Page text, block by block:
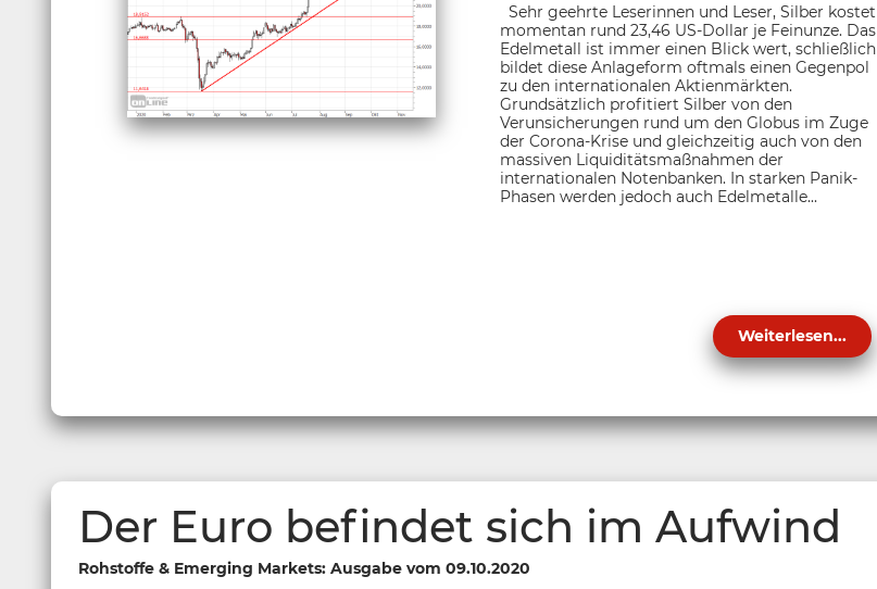
Sehr geehrte Leserinnen und Leser, Silber kostet
momentan rund 23,46 US-Dollar je Feinunze. Das
Edelmetall ist immer einen Blick wert, schließlich
bildet diese Anlageform oftmals einen Gegenpol
zu den internationalen Aktienmärkten.
Grundsätzlich profitiert Silber von den
Verunsicherungen rund um den Globus im Zuge
der Corona-Krise und gleichzeitig auch von den
massiven Liquiditätsmaßnahmen der
internationalen Notenbanken. In starken Panik-
Phasen werden jedoch auch Edelmetalle...
Weiterlesen...
Der Euro befindet sich im Aufwind
Rohstoffe & Emerging Markets: Ausgabe vom 09.10.2020